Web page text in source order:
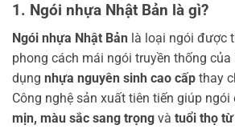
1. Ngói nhựa Nhật Bản là gì?
Ngói nhựa Nhật Bản là loại ngói được
phong cách mái ngói truyền thống
dụng nhựa nguyên sinh cao cấp thay
Công nghệ sản xuất tiên tiến giúp ngói
mịn, màu sắc sang trọng và tuổi thọ